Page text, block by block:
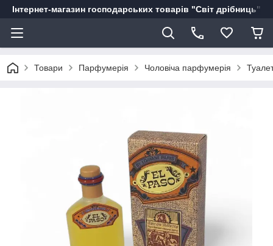
Інтернет-магазин господарських товарів "Світ дрібниць"
Товари Парфумерія Чоловіча парфумерія